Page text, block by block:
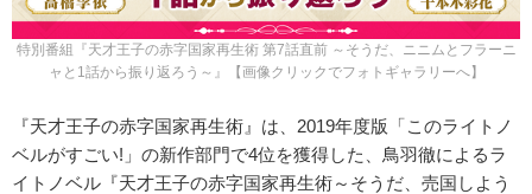
特別番組『天才王子の赤字国家再生術 第7話直前 ～そうだ、ニニムとフラーニ
ャと1話から振り返ろう～』【画像クリックでフォトギャラリーへ】
『天才王子の赤字国家再生術』は、2019年度版「このライトノ
ベルがすごい!」の新作部門で4位を獲得した、鳥羽徹によるラ
イトノベル『天才王子の赤字国家再生術～そうだ、売国しよう